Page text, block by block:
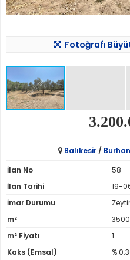
Fotoğrafı
Balıkesir /
İlan No
58
İlan Tarihi
19-
İmar Durumu
m²
3500
m² Fiyatı
1
Kaks (Emsal)
%